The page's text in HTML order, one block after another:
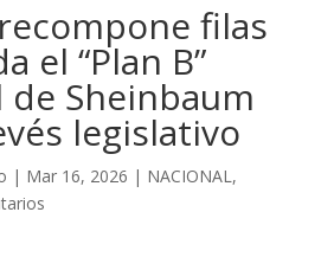
filas
el “Plan B”
Sheinbaum
legislativo
| Mar 16, 2026 | NACIONAL,